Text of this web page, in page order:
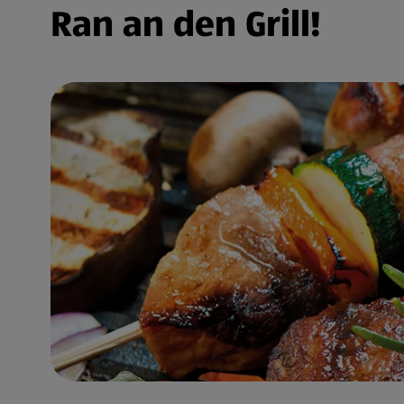
Ran an den Grill!